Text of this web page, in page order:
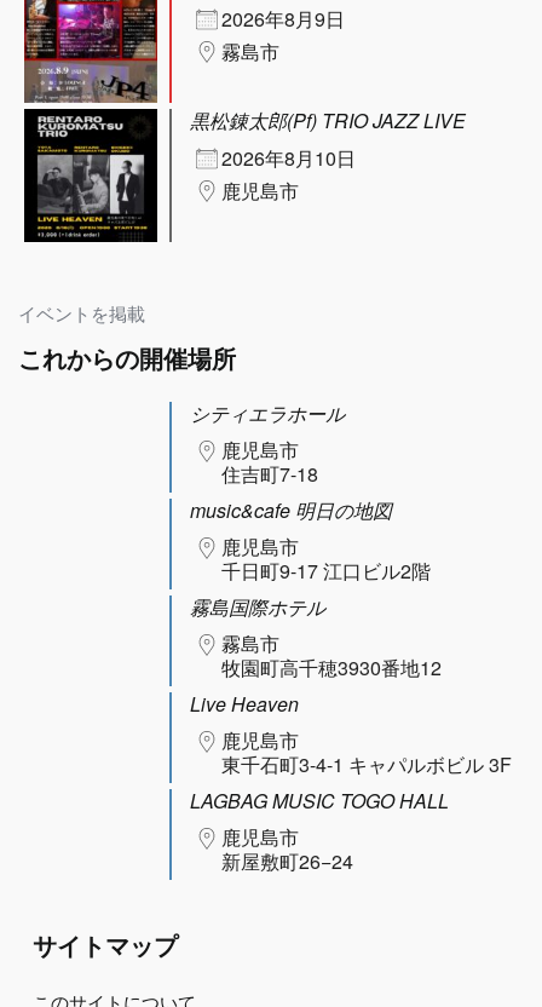
2026年8月9日
霧島市
黒松錬太郎(Pf) TRIO JAZZ LIVE
2026年8月10日
鹿児島市
イベントを掲載
これからの開催場所
シティエラホール
鹿児島市
住吉町7-18
music&cafe 明日の地図
鹿児島市
千日町9-17 江口ビル2階
霧島国際ホテル
霧島市
牧園町高千穂3930番地12
Live Heaven
鹿児島市
東千石町3-4-1 キャパルボビル 3F
LAGBAG MUSIC TOGO HALL
鹿児島市
新屋敷町26−24
サイトマップ